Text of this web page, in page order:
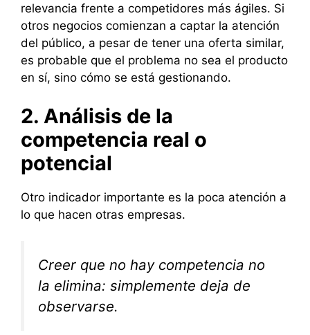
relevancia frente a competidores más ágiles. Si
otros negocios comienzan a captar la atención
del público, a pesar de tener una oferta similar,
es probable que el problema no sea el producto
en sí, sino cómo se está gestionando.
2. Análisis de la
competencia real o
potencial
Otro indicador importante es la poca atención a
lo que hacen otras empresas.
Creer que no hay competencia no
la elimina: simplemente deja de
observarse.